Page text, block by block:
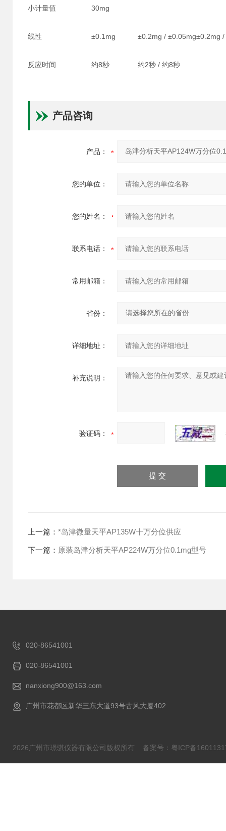
小计量值 30mg
线性 ±0.1mg ±0.2mg / ±0.05mg±0.2mg
反应时间 约8秒 约2秒 / 约8秒
产品咨询
产品：
您的单位：
您的姓名：
联系电话：
常用邮箱：
省份：
详细地址：
补充说明：
验证码：
上一篇： *岛津微量天平AP135W十万分位供应
下一篇： 原装岛津分析天平AP224W万分位0.1mg型号
020-86541001
020-86541001
nanxiong900@163.com
广州市花都区新华三东大道93号古风大厦402
2026广州市璟骐仪器有限公司版权所有 备案号：粤ICP备